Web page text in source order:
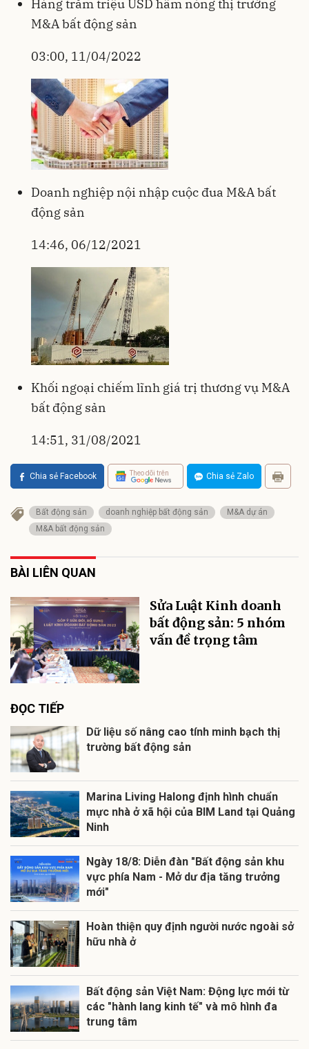
Hàng trăm triệu USD hâm nóng thị trường
M&A bất động sản
03:00, 11/04/2022
Doanh nghiệp nội nhập cuộc đua M&A bất
động sản
14:46, 06/12/2021
Khối ngoại chiếm lĩnh giá trị thương vụ M&A
bất động sản
14:51, 31/08/2021
Chia sẻ Facebook Theo dõi trên Chia sẻ Zalo
Bất động sản doanh nghiệp bất động sản
M&A dự án
M&A bất động sản
BÀI LIÊN QUAN
Sửa Luật Kinh doanh
bất động sản: 5 nhóm
vấn đề trọng tâm
ĐỌC TIẾP
Dữ liệu số nâng cao tính minh bạch thị
trường bất động sản
Marina Living Halong định hình chuẩn
mực nhà ở xã hội của BIM Land tại Quảng
Ninh
Ngày 18/8: Diễn đàn "Bất động sản khu
vực phía Nam - Mở dư địa tăng trưởng
mới"
Hoàn thiện quy định người nước ngoài sở
hữu nhà ở
Bất động sản Việt Nam: Động lực mới từ
các "hành lang kinh tế" và mô hình đa
trung tâm